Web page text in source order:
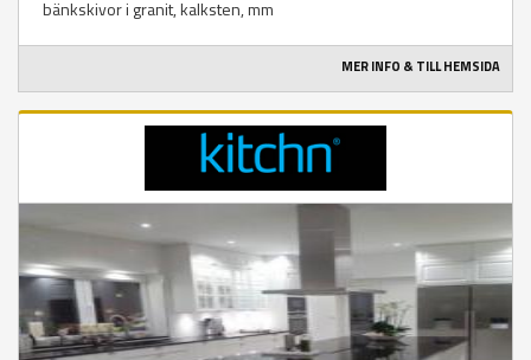
bänkskivor i granit, kalksten, mm
MER INFO & TILL HEMSIDA